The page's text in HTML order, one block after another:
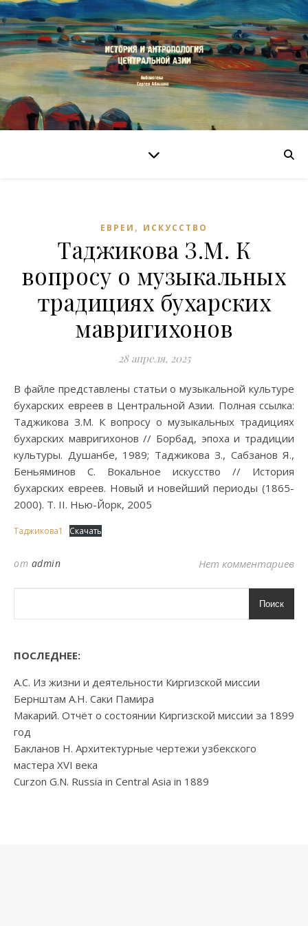
ЕВРЕИ , ИСКУССТВО
Таджикова З.М. К
вопросу о музыкальных
традициях бухарских
мавригихонов
28 апреля, 2025
В файле представлены статьи о музыкальной культуре
бухарских евреев в Центральной Азии. Полная ссылка:
Таджикова З.М. К вопросу о музыкальных традициях
бухарских мавригихонов // Борбад, эпоха и традиции
культуры. Душанбе, 1989; Таджикова З., Сабзанов Я.,
Беньяминов С. Вокальное искусство // История
бухарских евреев. Новый и новейший периоды (1865-
2000). Т. II. Нью-Йорк, 2005
Таджикова1 Скачать
от admin Нет комментариев
Поиск
ПОСЛЕДНЕЕ:
А.С. Из жизни и деятельности Киргизской миссии
Бернштам А.Н. Саки Памира
Макарий. Отчёт о состоянии Киргизской миссии за 1899
год
Бакланов Н. Архитектурные чертежи узбекского
мастера XVI века
Curzon G.N. Russia in Central Asia in 1889